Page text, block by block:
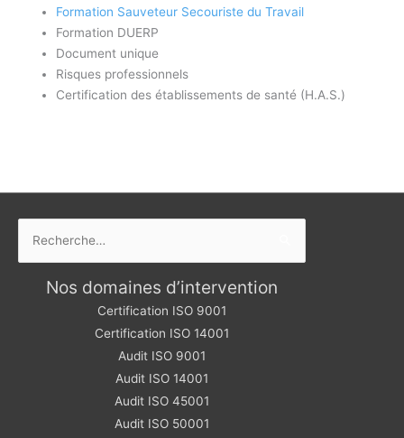
Formation Sauveteur Secouriste du Travail
Formation DUERP
Document unique
Risques professionnels
Certification des établissements de santé (H.A.S.)
Nos domaines d’intervention
Certification ISO 9001
Certification ISO 14001
Audit ISO 9001
Audit ISO 14001
Audit ISO 45001
Audit ISO 50001